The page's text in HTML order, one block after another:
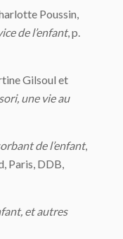
Poussin,
de l’enfant, p.
Gilsoul et
une vie au
de l’enfant,
Paris, DDB,
et autres